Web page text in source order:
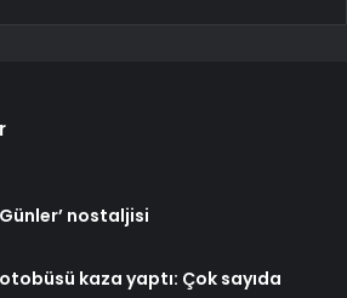
nostaljisi
kaza yaptı: Çok sayıda